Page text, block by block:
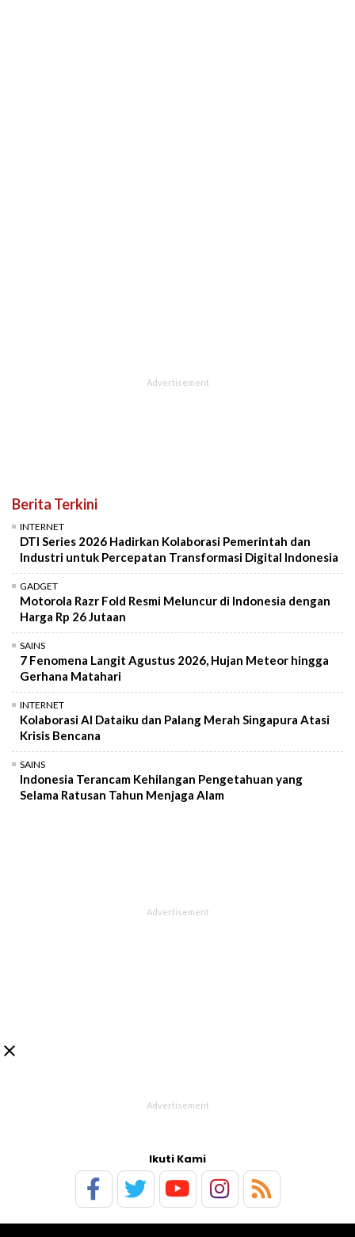
Berita Terkini
INTERNET
DTI Series 2026 Hadirkan Kolaborasi Pemerintah dan
Industri untuk Percepatan Transformasi Digital Indonesia
GADGET
Motorola Razr Fold Resmi Meluncur di Indonesia dengan
Harga Rp 26 Jutaan
SAINS
7 Fenomena Langit Agustus 2026, Hujan Meteor hingga
Gerhana Matahari
INTERNET
Kolaborasi AI Dataiku dan Palang Merah Singapura Atasi
Krisis Bencana
SAINS
Indonesia Terancam Kehilangan Pengetahuan yang
Selama Ratusan Tahun Menjaga Alam

Ikuti Kami